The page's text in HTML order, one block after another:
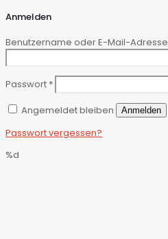
Anmelden
Benutzername oder E-Mail-Adresse
Passwort *
Angemeldet bleiben
Anmelden
Passwort vergessen?
%d